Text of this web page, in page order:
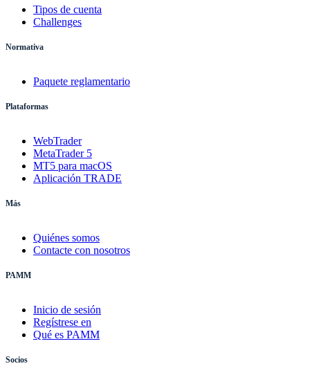
Tipos de cuenta
Challenges
Normativa
Paquete reglamentario
Plataformas
WebTrader
MetaTrader 5
MT5 para macOS
Aplicación TRADE
Más
Quiénes somos
Contacte con nosotros
PAMM
Inicio de sesión
Regístrese en
Qué es PAMM
Socios